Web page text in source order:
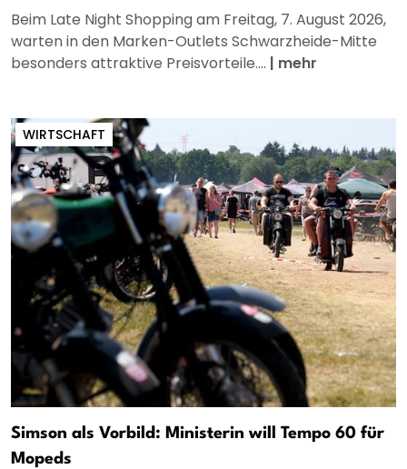
Beim Late Night Shopping am Freitag, 7. August 2026,
warten in den Marken-Outlets Schwarzheide-Mitte
besonders attraktive Preisvorteile.... | mehr
WIRTSCHAFT
Simson als Vorbild: Ministerin will Tempo 60 für
Mopeds